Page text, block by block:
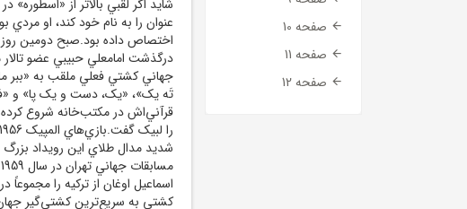
صفحه 10
صفحه 11
صفحه 12
شايد اگر لقبي بالاتر از
عنوان را به نام خود کند، او مردي
جهاني کشتي فعلي ملقب به «ببر
تَه يک»، «يک، دست و يک پا» و